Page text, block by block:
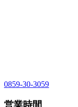
0859-30-3059
営業時間